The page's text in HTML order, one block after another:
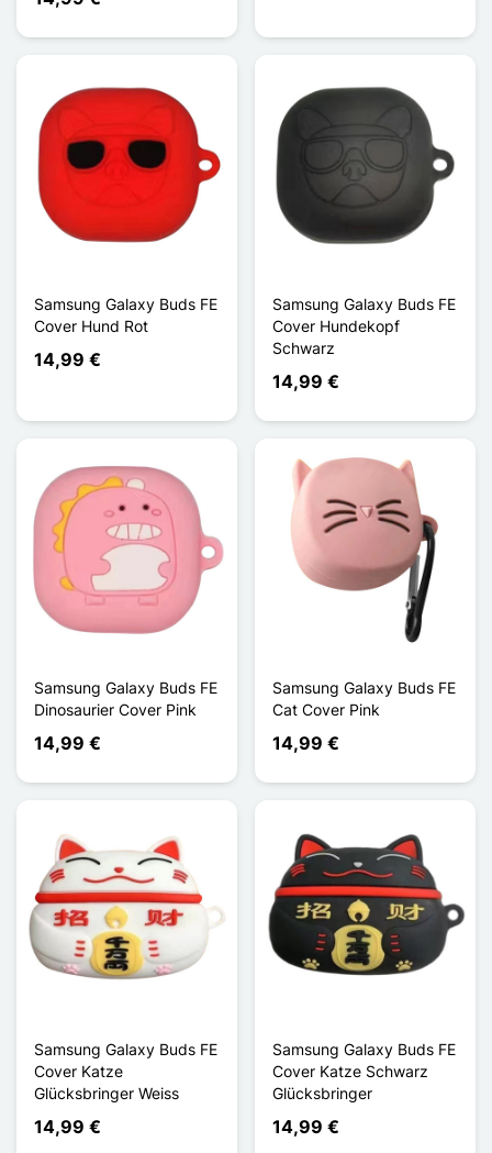
Samsung Galaxy Buds FE
Cover Hund Rot
14,99 €
Samsung Galaxy Buds FE
Cover Hundekopf
Schwarz
14,99 €
Samsung Galaxy Buds FE
Dinosaurier Cover Pink
14,99 €
Samsung Galaxy Buds FE
Cat Cover Pink
14,99 €
Samsung Galaxy Buds FE
Cover Katze
Glücksbringer Weiss
14,99 €
Samsung Galaxy Buds FE
Cover Katze Schwarz
Glücksbringer
14,99 €